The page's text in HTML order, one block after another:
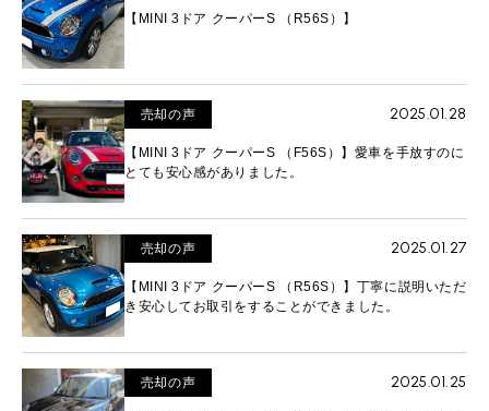
【MINI 3ドア クーパーS （R56S）】
売却の声 2025.01.28
【MINI 3ドア クーパーS （F56S）】愛車を手放すのに
とても安心感がありました。
売却の声 2025.01.27
【MINI 3ドア クーパーS （R56S）】丁寧に説明いただ
き安心してお取引をすることができました。
売却の声 2025.01.25